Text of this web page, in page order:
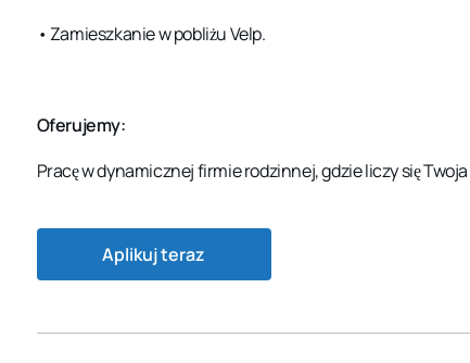
• Zamieszkanie w pobliżu Velp.
Oferujemy:
Pracę w dynamicznej firmie rodzinnej, gdzie liczy się
Aplikuj teraz